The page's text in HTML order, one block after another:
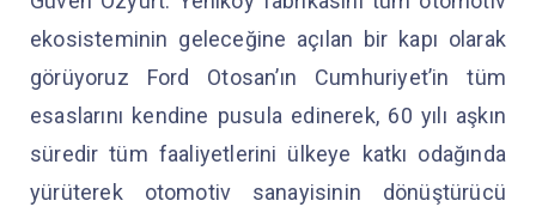
ekosisteminin geleceğine açılan bir kapı olarak
görüyoruz Ford Otosan’ın Cumhuriyet’in tüm
esaslarını kendine pusula edinerek, 60 yılı aşkın
süredir tüm faaliyetlerini ülkeye katkı odağında
yürüterek otomotiv sanayisinin dönüştürücü